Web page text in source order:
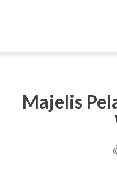
Majelis